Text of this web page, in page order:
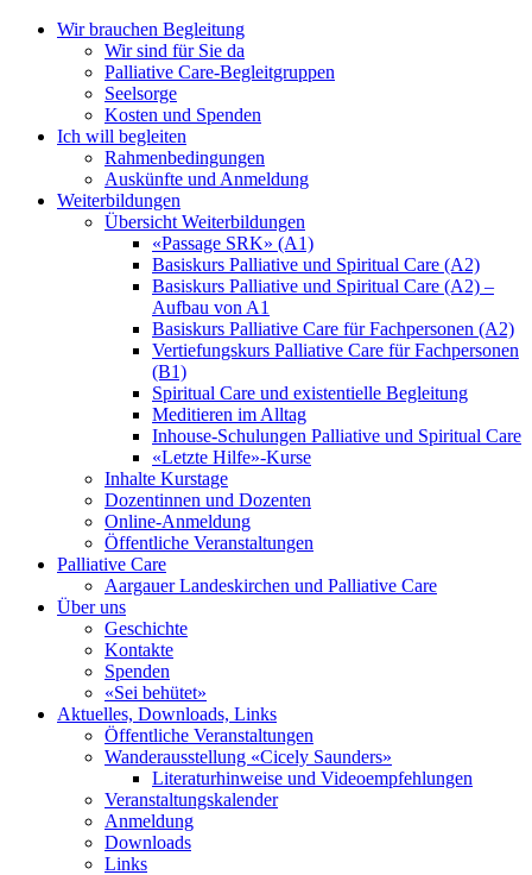
Wir brauchen Begleitung
Wir sind für Sie da
Palliative Care-Begleitgruppen
Seelsorge
Kosten und Spenden
Ich will begleiten
Rahmenbedingungen
Auskünfte und Anmeldung
Weiterbildungen
Übersicht Weiterbildungen
«Passage SRK» (A1)
Basiskurs Palliative und Spiritual Care (A2)
Basiskurs Palliative und Spiritual Care (A2) –
Aufbau von A1
Basiskurs Palliative Care für Fachpersonen (A2)
Vertiefungskurs Palliative Care für Fachpersonen
(B1)
Spiritual Care und existentielle Begleitung
Meditieren im Alltag
Inhouse-Schulungen Palliative und Spiritual Care
«Letzte Hilfe»-Kurse
Inhalte Kurstage
Dozentinnen und Dozenten
Online-Anmeldung
Öffentliche Veranstaltungen
Palliative Care
Aargauer Landeskirchen und Palliative Care
Über uns
Geschichte
Kontakte
Spenden
«Sei behütet»
Aktuelles, Downloads, Links
Öffentliche Veranstaltungen
Wanderausstellung «Cicely Saunders»
Literaturhinweise und Videoempfehlungen
Veranstaltungskalender
Anmeldung
Downloads
Links